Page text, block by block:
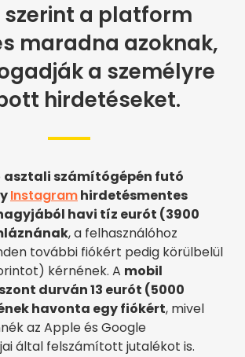
szerint a platform
maradna azoknak,
a személyre
hirdetéseket.
asztali számítógépén futó
Instagramhirdetésmentes
havi tíz eurót (3900
, a felhasználóhoz
további fiókért pedig körülbelül
kérnének. A mobil
durván 13 eurót (5000
havonta egy fiókért, mivel
az Apple és Google
által felszámított jutalékot is.